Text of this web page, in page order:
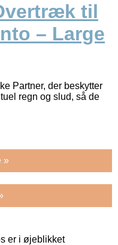
til
– Large
Partner, der beskytter
regn og slud, så de
»
er i øjeblikket